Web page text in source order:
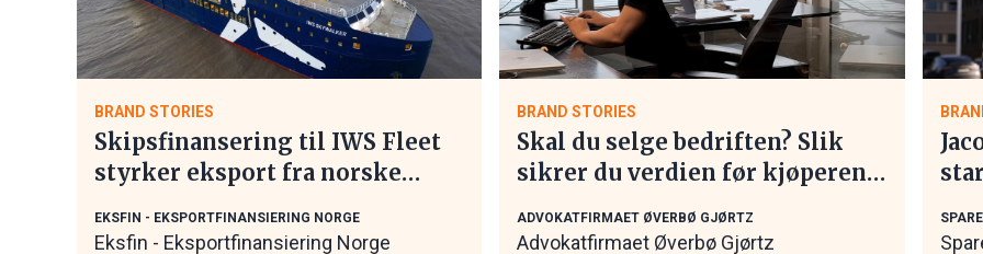
BRAND STORIES
Skipsfinansering til IWS Fleet
styrker eksport fra norske
EKSFIN - EKSPORTFINANSIERING NORGE
Eksfin - Eksportfinansiering Norge
BRAND STORIES
Skal du selge bedriften? Slik
sikrer du verdien før kjøperen
ADVOKATFIRMAET ØVERBØ GJØRTZ
Advokatfirmaet Øverbø Gjørtz